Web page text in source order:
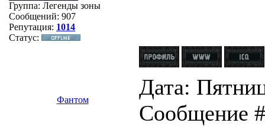
Группа: Легенды зоны
Сообщений: 907
Репутация: 1014
Статус:
Фaнтом
Дата:
Сообщение